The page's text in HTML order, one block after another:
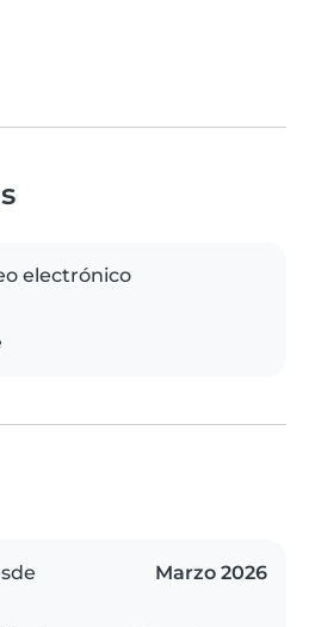
electrónico
Marzo 2026